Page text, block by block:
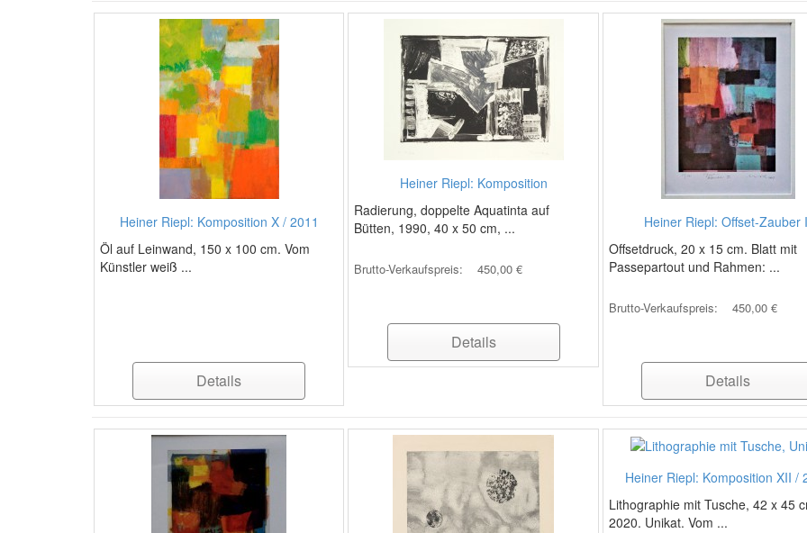
Heiner Riepl: Komposition X / 2011
Öl auf Leinwand, 150 x 100 cm. Vom
Künstler weiß ...
Details
Heiner Riepl: Komposition
Radierung, doppelte Aquatinta auf
Bütten, 1990, 40 x 50 cm, ...
Brutto-Verkaufspreis: 450,00 €
Details
Heiner Riepl: Offset-Zauber
Offsetdruck, 20 x 15 cm. Blatt mit
Passepartout und Rahmen: ...
Brutto-Verkaufspreis: 450,00 €
Details
Heiner Riepl: Komposition XII /
Lithographie mit Tusche, 42 x 45
2020. Unikat. Vom ...